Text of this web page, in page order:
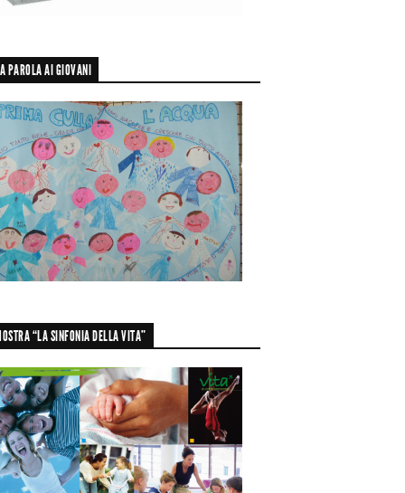
PAROLA AI GIOVANI
“LA SINFONIA DELLA VITA”